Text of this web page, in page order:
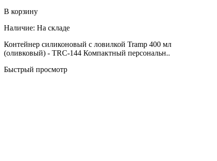
В корзину
Наличие: На складе
Контейнер силиконовый с ловилкой Tramp 400 мл
(оливковый) - TRC-144 Компактный персональн..
Быстрый просмотр